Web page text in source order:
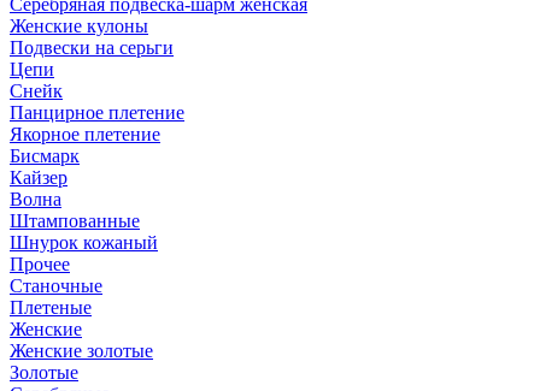
Серебряная подвеска-шарм женская
Женские кулоны
Подвески на серьги
Цепи
Снейк
Панцирное плетение
Якорное плетение
Бисмарк
Кайзер
Волна
Штампованные
Шнурок кожаный
Прочее
Станочные
Плетеные
Женские
Женские золотые
Золотые